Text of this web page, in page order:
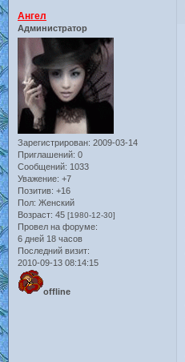
Ангел
Администратор
Зарегистрирован: 2009-03-14
Приглашений: 0
Сообщений: 1033
Уважение: +7
Позитив: +16
Пол: Женский
Возраст: 45 [1980-12-30]
Провел на форуме:
6 дней 18 часов
Последний визит:
2010-09-13 08:14:15
offline